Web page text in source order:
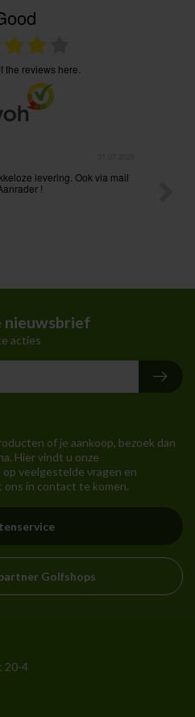
the reviews here.
levering. Ook via mail
!
of je aankoop, bezoek dan
Hier vindt u onze
veelgestelde vragen en
ons in contact te komen.
Golfshops
nieuwsbrief
acties
20-4